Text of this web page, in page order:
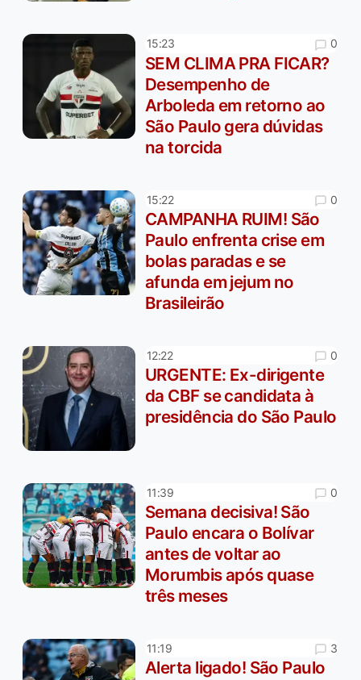
15:23 0
SEM CLIMA PRA FICAR?
Desempenho de
Arboleda em retorno ao
São Paulo gera dúvidas
na torcida
15:22 0
CAMPANHA RUIM! São
Paulo enfrenta crise em
bolas paradas e se
afunda em jejum no
Brasileirão
12:22 0
URGENTE: Ex-dirigente
da CBF se candidata à
presidência do São Paulo
11:39 0
Semana decisiva! São
Paulo encara o Bolívar
antes de voltar ao
Morumbis após quase
três meses
11:19 3
Alerta ligado! São Paulo